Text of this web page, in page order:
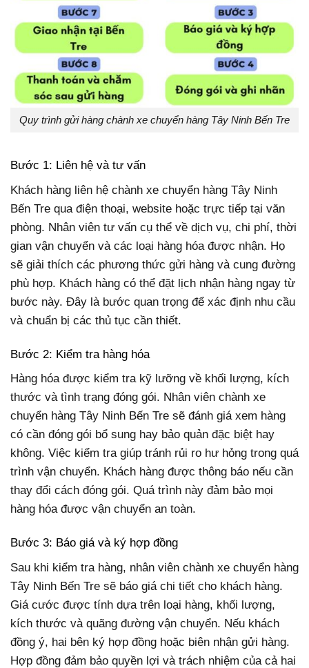
Quy trình gửi hàng chành xe chuyển hàng Tây Ninh Bến Tre
Bước 1: Liên hệ và tư vấn
Khách hàng liên hệ chành xe chuyển hàng Tây Ninh
Bến Tre qua điện thoại, website hoặc trực tiếp tại văn
phòng. Nhân viên tư vấn cụ thể về dịch vụ, chi phí, thời
gian vận chuyển và các loại hàng hóa được nhận. Họ
sẽ giải thích các phương thức gửi hàng và cung đường
phù hợp. Khách hàng có thể đặt lịch nhận hàng ngay từ
bước này. Đây là bước quan trọng để xác định nhu cầu
và chuẩn bị các thủ tục cần thiết.
Bước 2: Kiểm tra hàng hóa
Hàng hóa được kiểm tra kỹ lưỡng về khối lượng, kích
thước và tình trạng đóng gói. Nhân viên chành xe
chuyển hàng Tây Ninh Bến Tre sẽ đánh giá xem hàng
có cần đóng gói bổ sung hay bảo quản đặc biệt hay
không. Việc kiểm tra giúp tránh rủi ro hư hỏng trong quá
trình vận chuyển. Khách hàng được thông báo nếu cần
thay đổi cách đóng gói. Quá trình này đảm bảo mọi
hàng hóa được vận chuyển an toàn.
Bước 3: Báo giá và ký hợp đồng
Sau khi kiểm tra hàng, nhân viên chành xe chuyển hàng
Tây Ninh Bến Tre sẽ báo giá chi tiết cho khách hàng.
Giá cước được tính dựa trên loại hàng, khối lượng,
kích thước và quãng đường vận chuyển. Nếu khách
đồng ý, hai bên ký hợp đồng hoặc biên nhận gửi hàng.
Hợp đồng đảm bảo quyền lợi và trách nhiệm của cả hai